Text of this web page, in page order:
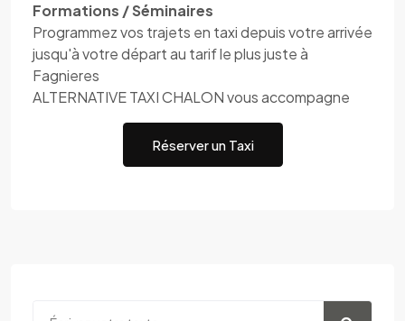
Formations / Séminaires
Programmez vos trajets en taxi depuis votre arrivée
jusqu'à votre départ au tarif le plus juste à
Fagnieres
ALTERNATIVE TAXI CHALON vous accompagne
Réserver un Taxi